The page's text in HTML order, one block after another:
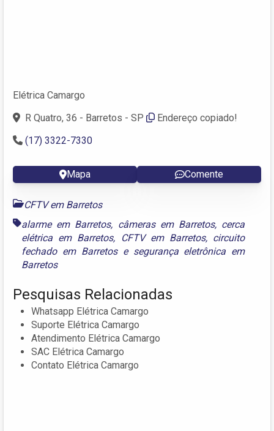
Elétrica Camargo
R Quatro, 36 - Barretos - SP
Endereço copiado!
(17) 3322-7330
Mapa Comente
CFTV em Barretos
alarme em Barretos, câmeras em Barretos, cerca
elétrica em Barretos, CFTV em Barretos, circuito
fechado em Barretose segurança eletrônica em
Barretos
Pesquisas Relacionadas
Whatsapp Elétrica Camargo
Suporte Elétrica Camargo
Atendimento Elétrica Camargo
SAC Elétrica Camargo
Contato Elétrica Camargo